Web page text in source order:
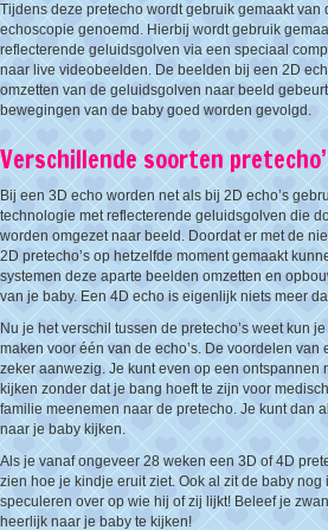
Tijdens deze pretecho wordt gebruik gemaakt van
echoscopie genoemd. Hierbij wordt gebruik
reflecterende geluidsgolven via een speciaal
naar live videobeelden. De beelden bij een 2D
omzetten van de geluidsgolven naar beeld
bewegingen van de baby goed worden gevolgd.
Verschillende soorten
Bij een 3D echo worden net als bij 2D echo’s
technologie met reflecterende geluidsgolven die
worden omgezet naar beeld. Doordat er met de
2D pretecho’s op hetzelfde moment gemaakt
systemen deze aparte beelden omzetten en
van je baby. Een 4D echo is eigenlijk niets meer
Nu je het verschil tussen de pretecho’s weet kun
maken voor één van de echo’s. De voordelen
zeker aanwezig. Je kunt even op een ontspannen
kijken zonder dat je bang hoeft te zijn voor
familie meenemen naar de pretecho. Je kunt dan
naar je baby kijken.
Als je vanaf ongeveer 28 weken een 3D of 4D
zien hoe je kindje eruit ziet. Ook al zit de baby
speculeren over op wie hij of zij lijkt! Beleef je
heerlijk naar je baby te kijken!